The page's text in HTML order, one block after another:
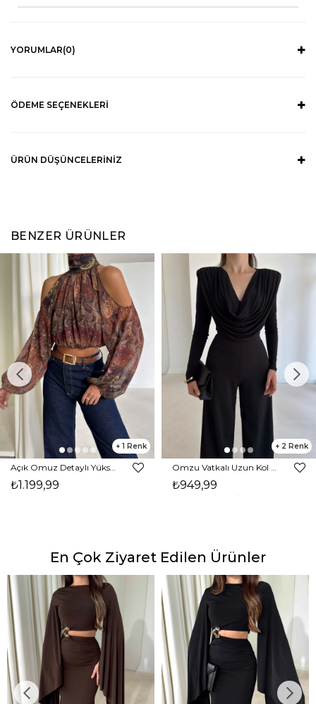
YORUMLAR(0)
ÖDEME SEÇENEKLERI
ÜRÜN DÜŞÜNCELERINIZ
BENZER ÜRÜNLER
1
₺1.199,99
2
₺949,99
En Çok Ziyaret Edilen Ürünler